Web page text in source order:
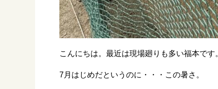
こんにちは。最近は現場廻りも多い福本です
7月はじめだというのに・・・この暑さ。